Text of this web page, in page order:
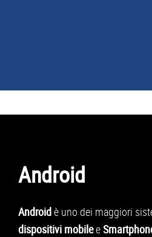
APP
Android
Androidè uno dei maggiori
dispositivi mobilee